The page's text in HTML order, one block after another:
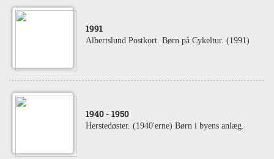
1991
Albertslund Postkort. Børn på Cykeltur. (1991)
1940 - 1950
Herstedøster. (1940'erne) Børn i byens anlæg.